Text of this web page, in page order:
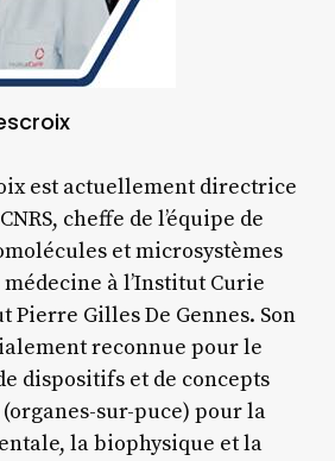
est actuellement directrice
cheffe de l’équipe de
et microsystèmes
à l’Institut Curie
Pierre Gilles De Gennes. Son
reconnue pour le
dispositifs et de concepts
sur-puce) pour la
la biophysique et la